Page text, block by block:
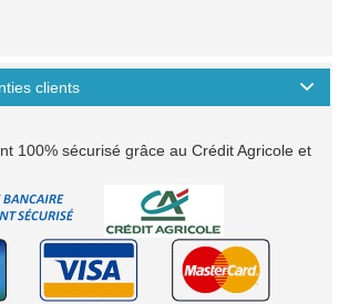
clients
100% sécurisé grâce au Crédit Agricole et